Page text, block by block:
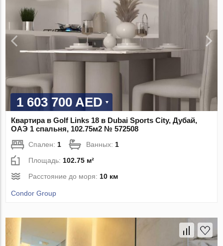
1 603 700 AED
Квартира в Golf Links 18 в Dubai Sports City, Дубай,
ОАЭ 1 спальня, 102.75м2 № 572508
Спален: 1 Ванных: 1
Площадь: 102.75 м²
Расстояние до моря: 10 км
Condor Group